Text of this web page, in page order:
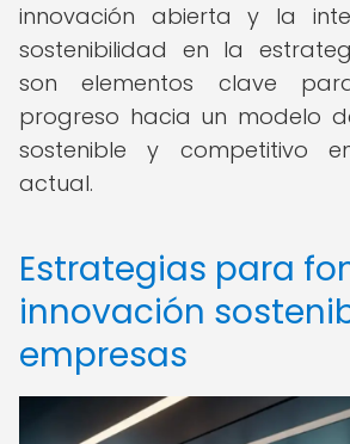
innovación abierta y la
sostenibilidad en la
son elementos clave
progreso hacia un modelo
sostenible y competitivo
actual.
Estrategias para
innovación
empresas